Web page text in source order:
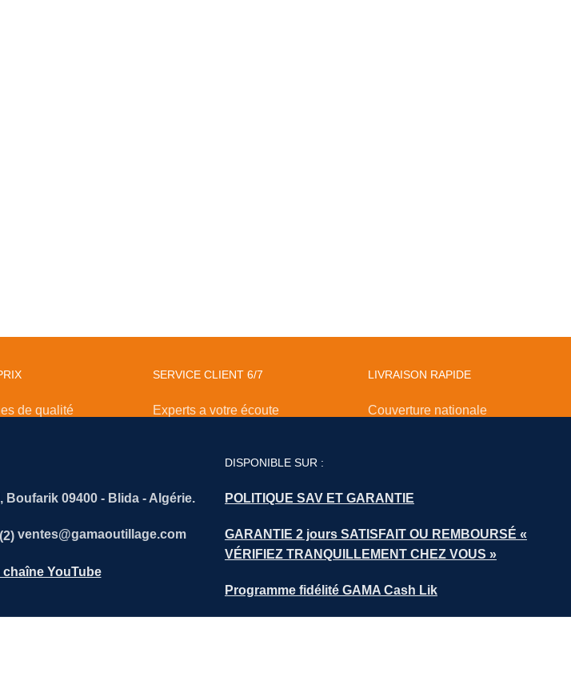
de qualité
SERVICE CLIENT 6/7
Experts a votre écoute
LIVRAISON RAPIDE
Couverture nationale
Boufarik 09400 - Blida - Algérie.
ventes@gamaoutillage.com
chaîne YouTube
DISPONIBLE SUR :
POLITIQUE SAV ET GARANTIE
GARANTIE 2 jours SATISFAIT OU REMBOURSÉ «
VÉRIFIEZ TRANQUILLEMENT CHEZ VOUS »
Programme fidélité GAMA Cash Lik